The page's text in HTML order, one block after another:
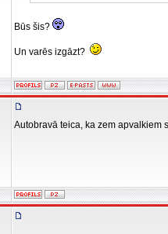
Būs šis?
Un varēs izgāzt?
Autobravā teica, ka zem apvalkiem